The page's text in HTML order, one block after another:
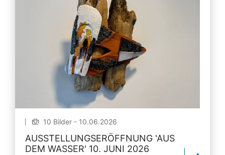
10 Bilder - 10.06.2026
AUSSTELLUNGSERÖFFNUNG 'AUS
DEM WASSER' 10. JUNI 2026